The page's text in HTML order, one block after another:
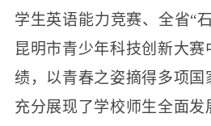
学生英语能力竞赛、全省“
昆明市青少年科技创新大
绩，以青春之姿摘得多项国
充分展现了学校师生全面发